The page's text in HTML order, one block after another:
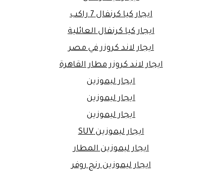
ايجار كيا كرنفال 7 راكب
ايجار كيا كرنفال العائلية
ايجار لاند كروزر في مصر
ايجار لاند كروزر مطار القاهرة
ايجار ليموزين
ايجار ليموزين
ايجار ليموزين
ايجار ليموزين SUV
ايجار ليموزين المطار
ايجار ليموزين رنج روفر